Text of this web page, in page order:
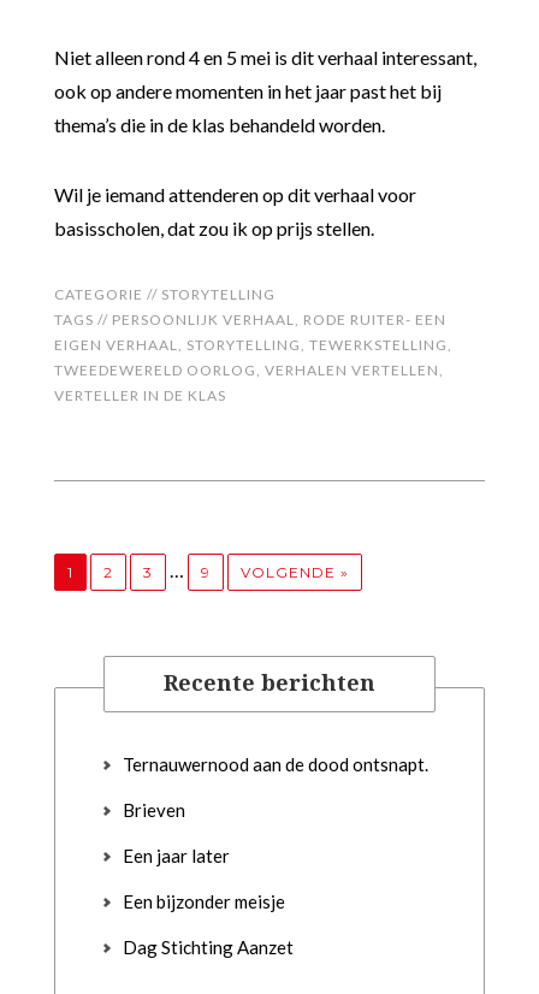
Niet alleen rond 4 en 5 mei is dit verhaal interessant,
ook op andere momenten in het jaar past het bij
thema’s die in de klas behandeld worden.
Wil je iemand attenderen op dit verhaal voor
basisscholen, dat zou ik op prijs stellen.
CATEGORIE // STORYTELLING
TAGS // PERSOONLIJK VERHAAL, RODE RUITER- EEN
EIGEN VERHAAL, STORYTELLING, TEWERKSTELLING,
TWEEDEWERELD OORLOG, VERHALEN VERTELLEN,
VERTELLER IN DE KLAS
1 2 3 … 9 VOLGENDE »
Recente berichten
Ternauwernood aan de dood ontsnapt.
Brieven
Een jaar later
Een bijzonder meisje
Dag Stichting Aanzet